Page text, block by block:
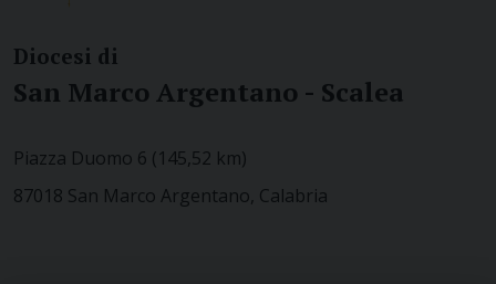
Diocesi di
San Marco Argentano - Scalea
Piazza Duomo 6 (145,52 km)
87018 San Marco Argentano, Calabria